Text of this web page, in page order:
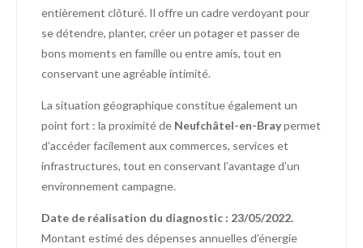
entièrement clôturé. Il offre un cadre verdoyant pour
se détendre, planter, créer un potager et passer de
bons moments en famille ou entre amis, tout en
conservant une agréable intimité.
La situation géographique constitue également un
point fort : la proximité de Neufchâtel-en-Braypermet
d’accéder facilement aux commerces, services et
infrastructures, tout en conservant l’avantage d’un
environnement campagne.
Date de réalisation du diagnostic : 23/05/2022.
Montant estimé des dépenses annuelles d’énergie